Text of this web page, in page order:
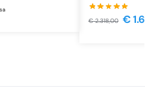
€2.318,00 €